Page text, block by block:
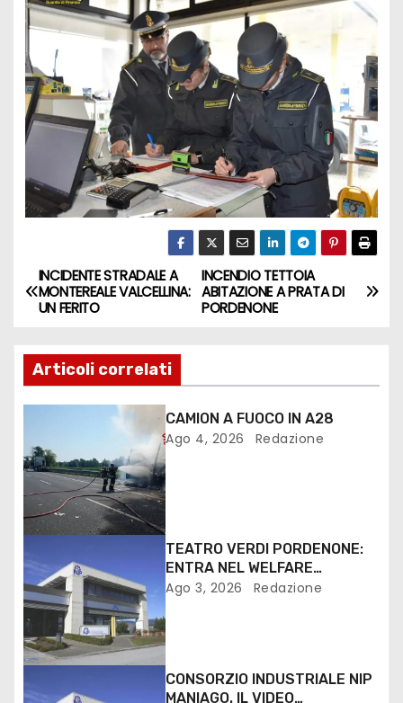
INCENDIO TETTOIA
ABITAZIONE A PRATA DI
PORDENONE
INCIDENTE STRADALE A
MONTEREALE VALCELLINA:
UN FERITO
Articoli correlati
CAMION A FUOCO IN A28
Ago 4, 2026 Redazione
TEATRO VERDI PORDENONE:
ENTRA NEL WELFARE
TERRITORIALE FVG
Ago 3, 2026 Redazione
CONSORZIO INDUSTRIALE NIP
MANIAGO. IL VIDEO